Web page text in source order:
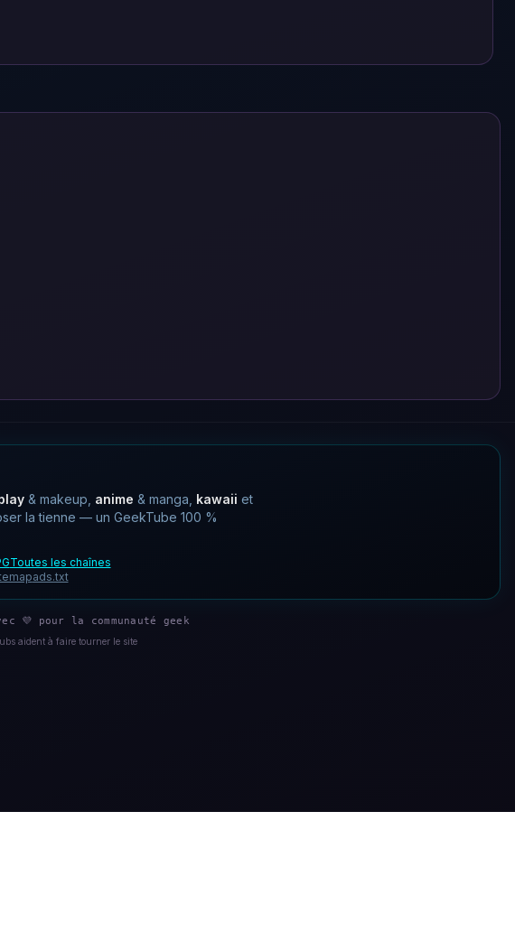
& makeup, anime & manga, kawaii et
la tienne — un GeekTube 100 %
Toutes les chaînes
ads.txt
💜 pour la communauté geek
aident à faire tourner le site